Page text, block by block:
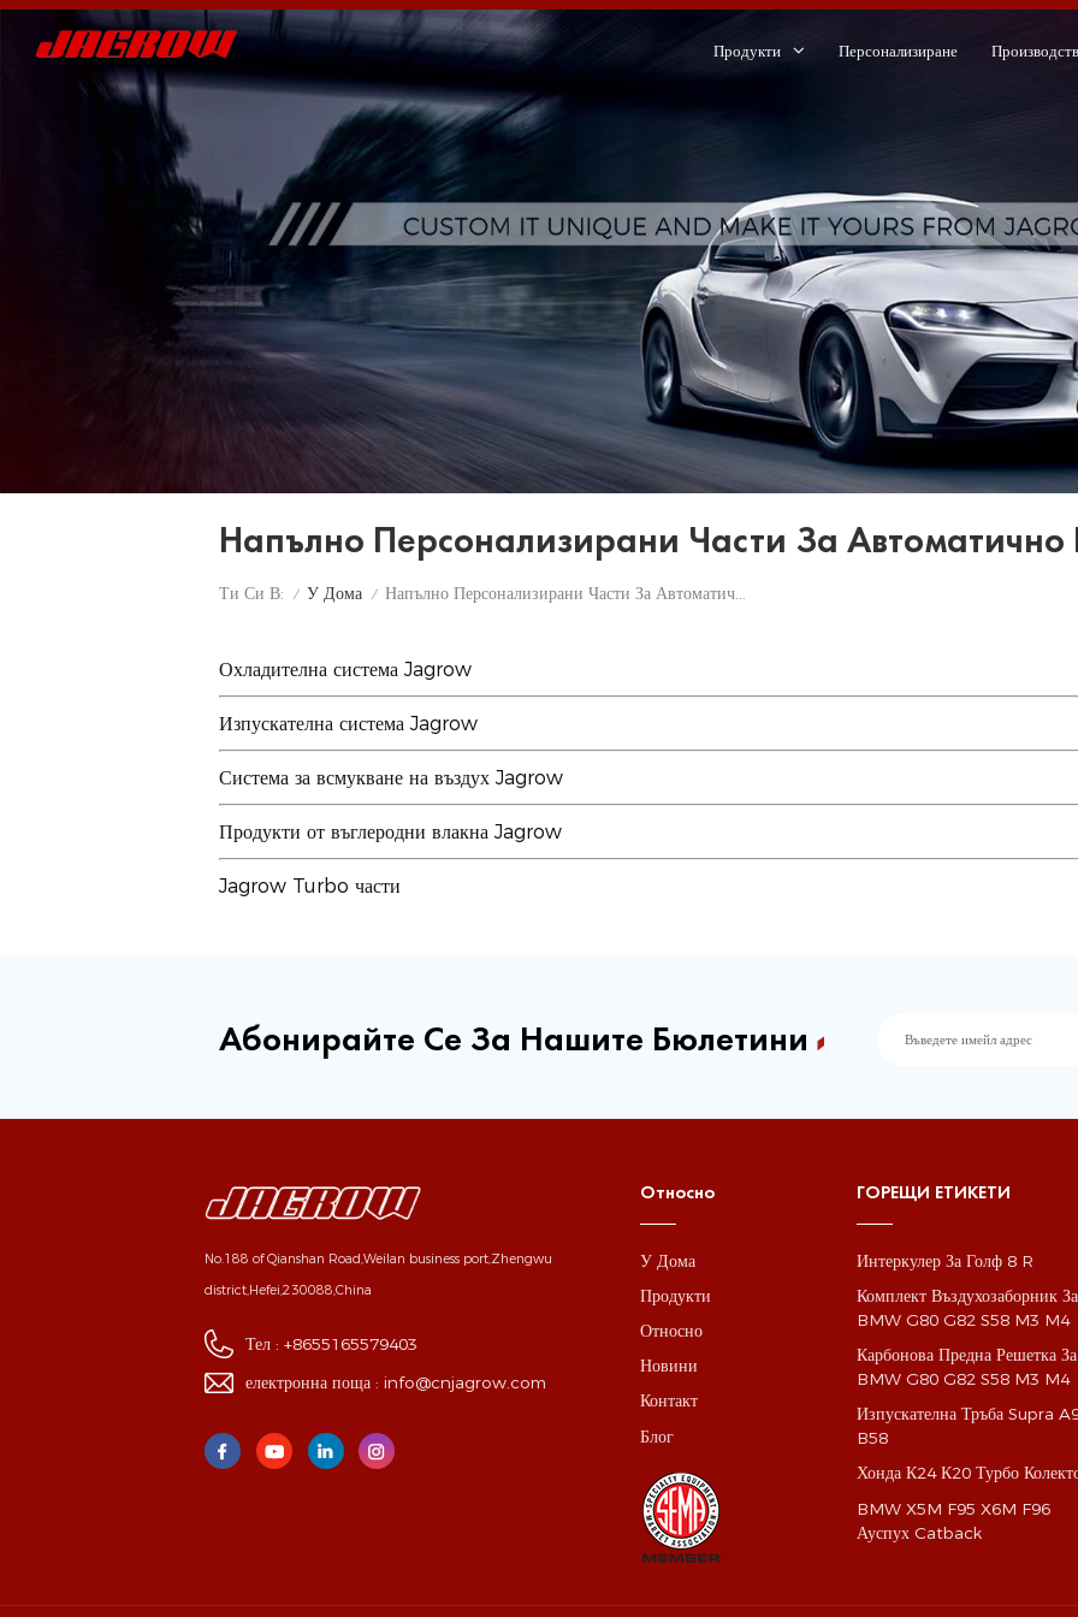
Продукти Персонализиране
Напълно Персонализирани Части За Автоматично
Ти Си В: / У Дома / Напълно Персонализирани Части За Автоматично Изпълнение
Охладителна система Jagrow
Изпускателна система Jagrow
Система за всмукване на въздух Jagrow
Продукти от въглеродни влакна Jagrow
Jagrow Turbo части
Абонирайте Се За Нашите Бюлетини
No.188 of Qianshan Road,Weilan business port,Zhengwu
district,Hefei,230088,China
Тел :+8655165579403
електронна поща :info@cnjagrow.com
Относно
У Дома
Продукти
Относно
Новини
Контакт
Блог
ГОРЕЩИ ЕТИКЕТИ
Интеркулер За Голф 8 R
Комплект Въздухозаборник За
BMW G80 G82 S58 M3 M4
Карбонова Предна Решетка За
BMW G80 G82 S58 M3 M4
Изпускателна Тръба Supra
B58
Хонда К24 К20 Турбо
BMW X5M F95 X6M F96
Ауспух Catback